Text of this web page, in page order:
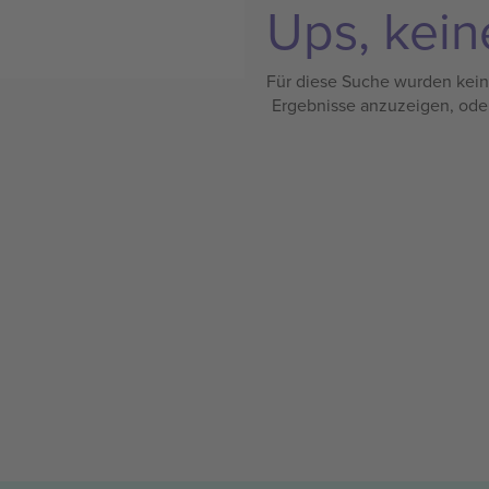
Ups,
Für diese Suche wurden
Ergebnisse anzuzeigen,